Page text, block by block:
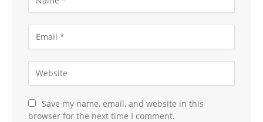
Save my name, email, and website in this
browser for the next time I comment.